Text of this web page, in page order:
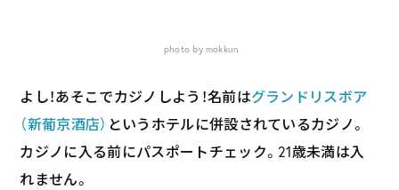
photo by mokkun
よし！あそこでカジノしよう！名前はグランドリスボア
（新葡京酒店） というホテルに併設されているカジノ。
カジノに入る前にパスポートチェック。21歳未満は入
れません。